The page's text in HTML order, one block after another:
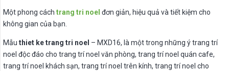
Một phong cách trang tri noel đơn giản, hiệu quả và tiết kiệm cho
không gian của bạn.
Mẫu thiet ke trang tri noel – MXD16, là một trong những ý trang trí
noel độc đáo cho trang trí noel văn phòng, trang trí noel quán cafe,
trang trí noel khách sạn, trang trí noel trên kính, trang trí noel cho